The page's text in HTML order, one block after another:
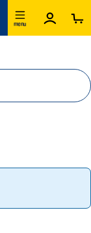
menu